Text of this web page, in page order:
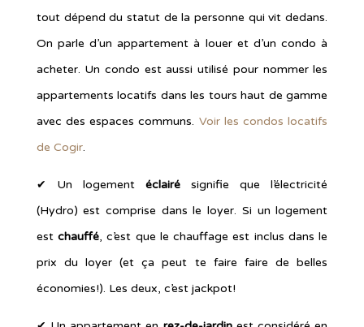
tout dépend du statut de la personne qui vit dedans.
On parle d’un appartement à louer et d’un condo à
acheter. Un condo est aussi utilisé pour nommer les
appartements locatifs dans les tours haut de gamme
avec des espaces communs. Voir les condos locatifs
de Cogir.
✔︎ Un logement éclairé signifie que l’électricité
(Hydro) est comprise dans le loyer. Si un logement
estchauffé, c’est que le chauffage est inclus dans le
prix du loyer (et ça peut te faire faire de belles
économies!). Les deux, c’est jackpot!